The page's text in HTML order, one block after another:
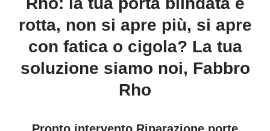
rotta, non si apre più, si apre
con fatica o cigola? La tua
soluzione siamo noi, Fabbro
Rho